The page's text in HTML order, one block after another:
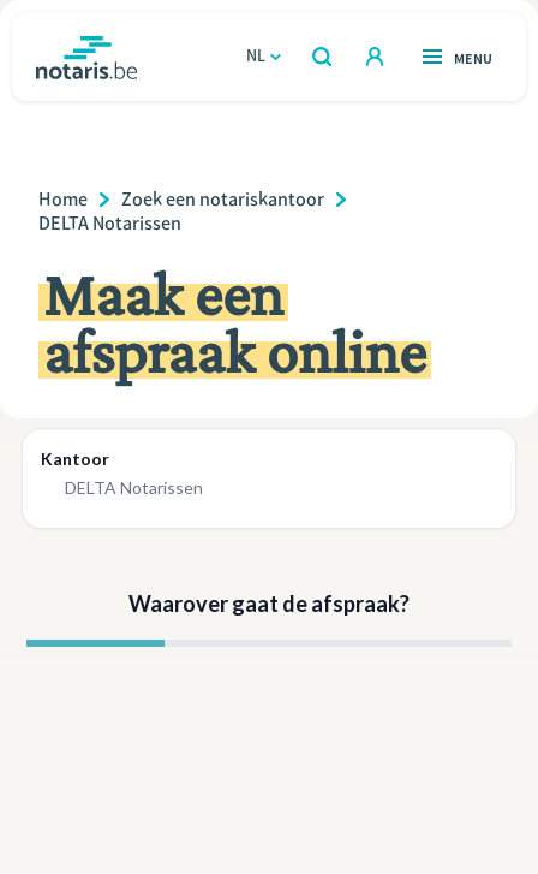
gaan
NL
OPEN
ZOEKEN
OPEN
MENU
Relatie & samenleven
Erven & schenken
Ondernemen
Rekenmodules
Breadcrumb
Home
Zoek een notariskantoor
DELTA Notarissen
Maak een
afspraak online